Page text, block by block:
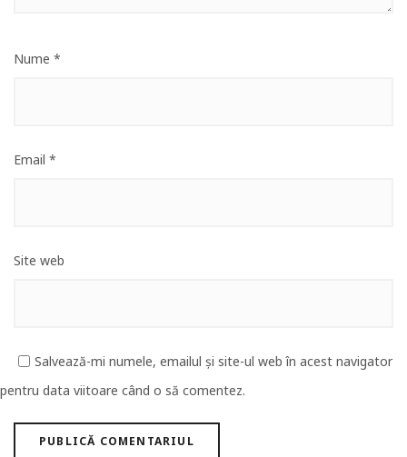
Nume *
Email *
Site web
Salvează-mi numele, emailul și site-ul web în acest navigator
pentru data viitoare când o să comentez.